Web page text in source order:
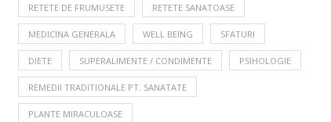
RETETE DE FRUMUSETE RETETE SANATOASE
MEDICINA GENERALA WELL BEING SFATURI
DIETE SUPERALIMENTE / CONDIMENTE PSIHOLOGIE
REMEDII TRADITIONALE PT. SANATATE
PLANTE MIRACULOASE